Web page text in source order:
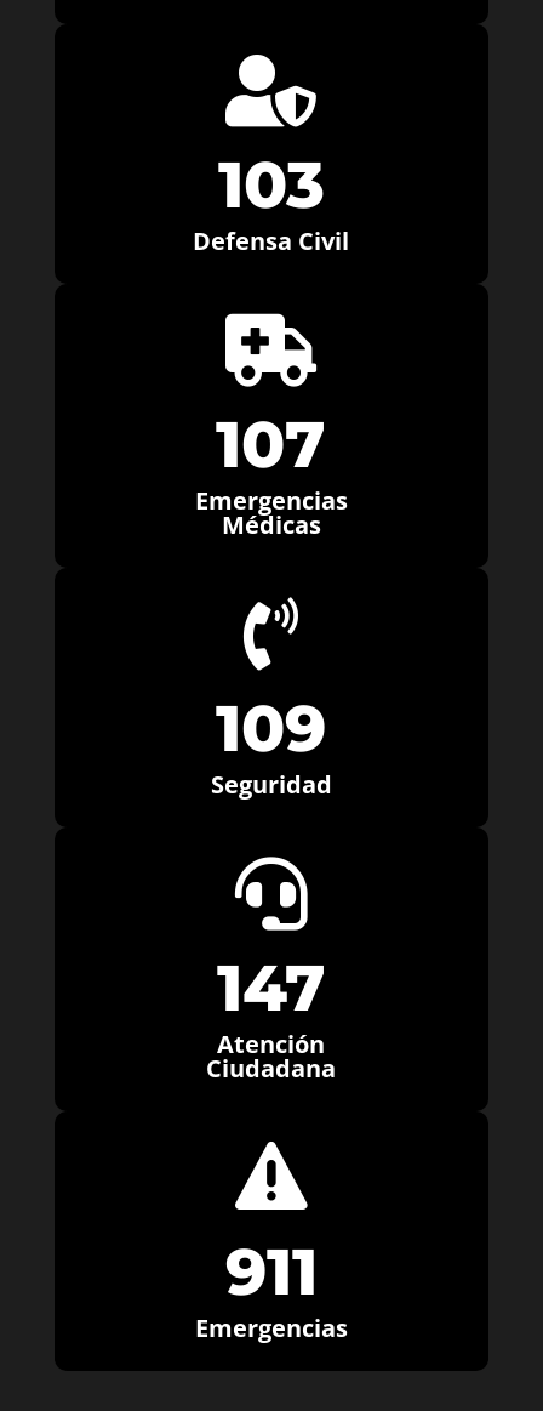

103
Defensa Civil

107
Emergencias
Médicas

109
Seguridad

147
Atención
Ciudadana

911
Emergencias